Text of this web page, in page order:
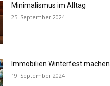
Minimalismus im Alltag
25. September 2024
Immobilien Winterfest machen
19. September 2024